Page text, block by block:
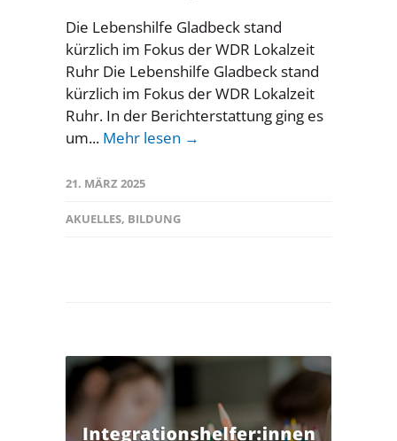
Die Lebenshilfe Gladbeck stand
kürzlich im Fokus der WDR Lokalzeit
Ruhr Die Lebenshilfe Gladbeck stand
kürzlich im Fokus der WDR Lokalzeit
Ruhr. In der Berichterstattung ging es
um... Mehr lesen →
21. MÄRZ 2025
AKUELLES, BILDUNG